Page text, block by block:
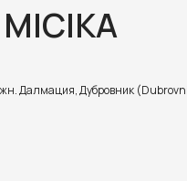
Далмация, Дубровник